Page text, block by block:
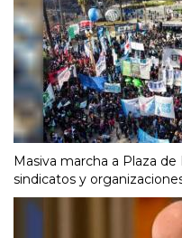
Masiva marcha a Plaza
sindicatos y